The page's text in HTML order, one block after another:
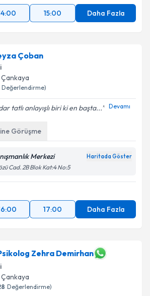
15:00 Daha Fazla
Çoban
Çankaya
Değerlendirme)
tatlı anlayışlı biri ki en başta... Devamı
Görüşme
Merkezi Haritada Göster
Cad. 2B Blok Kat:4 No:5
17:00 Daha Fazla
Zehra Demirhan
Çankaya
Değerlendirme)